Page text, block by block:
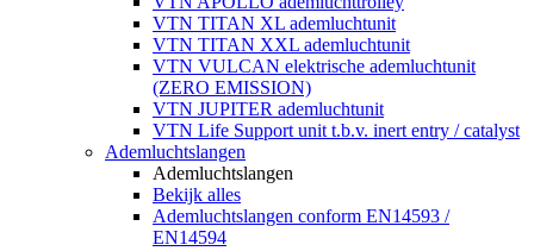
VTN TITAN XL ademluchtunit
VTN TITAN XXL ademluchtunit
VTN VULCAN elektrische ademluchtunit
(ZERO EMISSION)
VTN JUPITER ademluchtunit
VTN Life Support unit t.b.v. inert entry / catalyst
Ademluchtslangen
Ademluchtslangen
Bekijk alles
Ademluchtslangen conform EN14593 /
EN14594